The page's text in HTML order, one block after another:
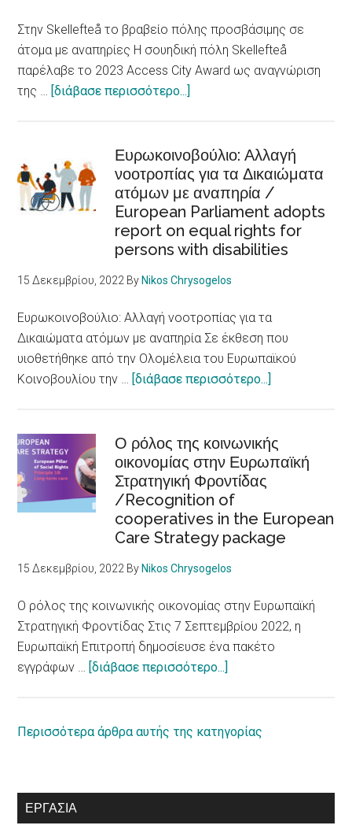
xenophobia
and
discrimination
are
health
Στην Skellefteå το βραβείο πόλης προσβάσιμης σε
άτομα με αναπηρίες Η σουηδική πόλη Skellefteå
παρέλαβε το 2023 Access City Award ως αναγνώριση
της … [διάβασε περισσότερο...]
το
βραβείο
πόλης
προσβάσιμης
σε
άτομα
με
/Skellefteå
city
accessible
to
disabilities
Ευρωκοινοβούλιο: Αλλαγή
νοοτροπίας για τα Δικαιώματα
ατόμων με αναπηρία /
European Parliament adopts
report on equal rights for
persons with disabilities
15 Δεκεμβρίου, 2022 By Nikos Chrysogelos
Ευρωκοινοβούλιο: Αλλαγή νοοτροπίας για τα
Δικαιώματα ατόμων με αναπηρία Σε έκθεση που
υιοθετήθηκε από την Ολομέλεια του Ευρωπαϊκού
Κοινοβουλίου την … [διάβασε περισσότερο...]
νοοτροπίας
για
ατόμων
με
European
Parliament
adopts
Ο ρόλος της κοινωνικής
οικονομίας στην Ευρωπαϊκή
Στρατηγική Φροντίδας
/Recognition of
cooperatives in the European
Care Strategy package
15 Δεκεμβρίου, 2022 By Nikos Chrysogelos
Ο ρόλος της κοινωνικής οικονομίας στην Ευρωπαϊκή
Στρατηγική Φροντίδας Στις 7 Σεπτεμβρίου 2022, η
Ευρωπαϊκή Επιτροπή δημοσίευσε ένα πακέτο
εγγράφων … [διάβασε περισσότερο...]
της
στην
Περισσότερα άρθρα αυτής της κατηγορίας
ΕΡΓΑΣΊΑ